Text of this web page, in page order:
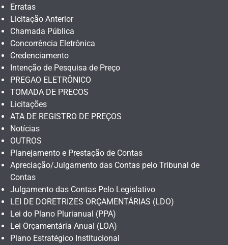
Erratas
Licitação Anterior
Chamada Pública
Concorrência Eletrônica
Credenciamento
Intenção de Pesquisa de Preço
PREGAO ELETRÔNICO
TOMADA DE PRECOS
Licitações
ATA DE REGISTRO DE PREÇOS
Notícias
OUTROS
Planejamento e Prestação de Contas
Apreciação/Julgamento das Contas pelo Tribunal de
Contas
Julgamento das Contas Pelo Legislativo
LEI DE DORETRIZES ORÇAMENTÁRIAS (LDO)
Lei do Plano Plurianual (PPA)
Lei Orçamentária Anual (LOA)
Plano Estratégico Institucional